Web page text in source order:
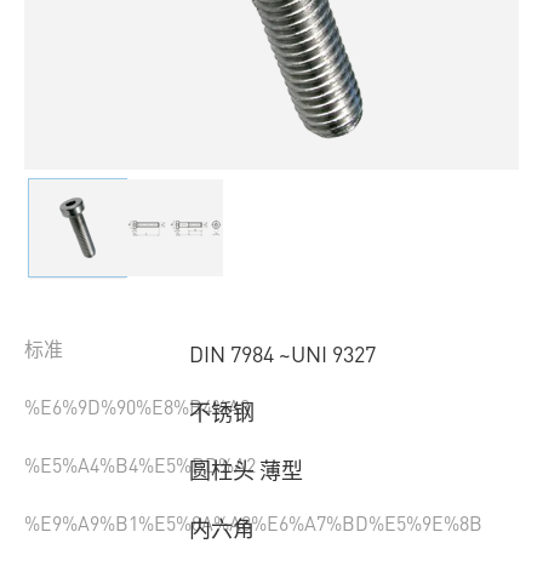
标准 DIN 7984 ~UNI 9327
%E6%9D%90%E8%B4%A8
不锈钢
%E5%A4%B4%E5%BD%A2
圆柱头 薄型
%E9%A9%B1%E5%8A%A8%E6%A7%BD%E5%9E%8B
内六角